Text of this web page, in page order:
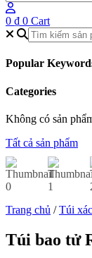
0 ₫ 0 Cart
Popular
Categories
Không có sản
Tất cả sản phẩm
Trang chủ /Túi
Túi bao tử